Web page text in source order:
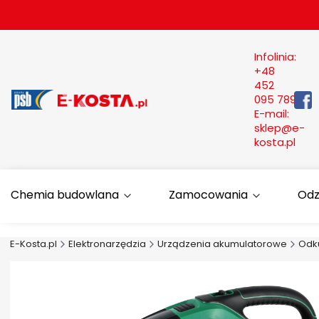
Infolinia:
+48
452
095 789
E-mail:
sklep@e-
kosta.pl
Chemia budowlana Zamocowania
E-Kosta.pl Elektronarzędzia Urządzenia akumulatorowe